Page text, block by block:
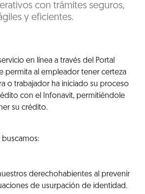
con trámites seguros,
y eficientes.
en línea a través del Portal
permita al empleador tener certeza
o trabajador ha iniciado su proceso
con el Infonavit, permitiéndole
su crédito.
derechohabientes al prevenir
de usurpación de identidad.